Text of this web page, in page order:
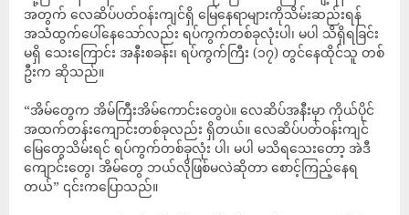
အတွက် လေဆိပ်ပတ်ဝန်းကျင်ရှိ မြေနေရာများကိုသိမ်းဆည်းရန်
အသံထွက်ပေါ်နေသော်လည်း ရပ်ကွက်တစ်ခုလုံးပါ၊ မပါ သိရှိရခြင်း
မရှိ သေးကြောင်း အနီးစခန်း၊ ရပ်ကွက်ကြီး (၁၇) တွင်နေထိုင်သူ တစ်
ဦးက ဆိုသည်။
“အိမ်တွေက အိမ်ကြီးအိမ်ကောင်းတွေပဲ။ လေဆိပ်အနီးမှာ ကိုယ်ပိုင်
အထက်တန်းကျောင်းတစ်ခုလည်း ရှိတယ်။ လေဆိပ်ပတ်ဝန်းကျင်
မြေတွေသိမ်းရင် ရပ်ကွက်တစ်ခုလုံး ပါ၊ မပါ မသိရသေးတော့ အဲဒီ
ကျောင်းတွေ၊ အိမ်တွေ ဘယ်လိုဖြစ်မလဲဆိုတာ စောင့်ကြည့်နေရ
တယ်” ၎င်းကပြောသည်။